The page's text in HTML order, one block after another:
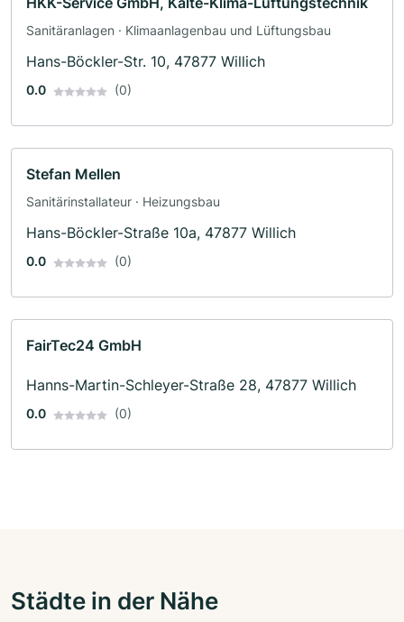
Sanitäranlagen · Klimaanlagenbau und Lüftungsbau
Hans-Böckler-Str. 10, 47877 Willich
0.0 (0)
Stefan Mellen
Sanitärinstallateur · Heizungsbau
Hans-Böckler-Straße 10a, 47877 Willich
0.0 (0)
FairTec24 GmbH
Hanns-Martin-Schleyer-Straße 28, 47877 Willich
0.0 (0)
Städte in der Nähe